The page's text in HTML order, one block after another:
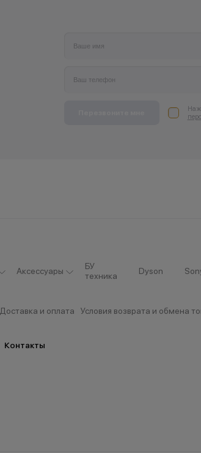
Аксессуары
БУ
техника
Dyson
Доставка и оплата Условия возврата и обмена
Контакты